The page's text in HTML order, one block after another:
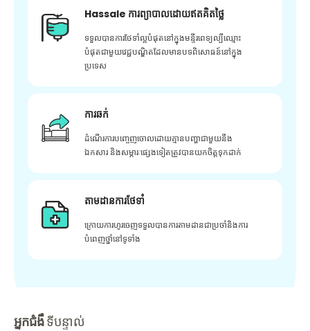
Hassale ការព្យាបាលដោយឥតគិតថ្លៃ
ទទួលបានការថែទាំល្អបំផុតនៅក្នុងមន្ទីរពេទ្យល្បីឈ្មោះ
បំផុតជាមួយវេជ្ជបណ្ឌិតដែលមានបទពិសោធន៍នៅក្នុង
ប្រទេស
ការឆក់
ដំណើរការបញ្ចេញចោលដោយគ្មានបញ្ហាជាមួយនឹង
ឯកសារ និងសម្ភារៈផ្សេងទៀតត្រូវបានយកចិត្តទុកដាក់
តាមដានការថែទាំ
ក្រោយ​ការ​ហូរ​ចេញ​ទទួល​បាន​ការ​តាមដាន​ជា​ប្រចាំ​និង​ការ​
បំពេញ​ថ្នាំ​នៅ​ទូទាំង​
អ្នកជំងឺទីបន្ទាល់